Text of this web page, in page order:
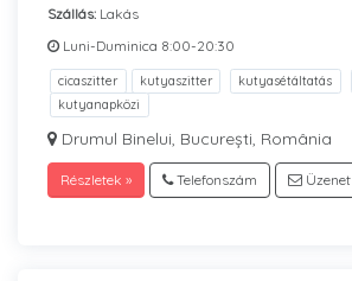
Szállás: Lakás
Luni-Duminica 8:00-20:30
cicaszitter kutyaszitter kutyasétáltatás
kutyanapközi
Drumul Binelui, București, România
Részletek » Telefonszám Üzenet